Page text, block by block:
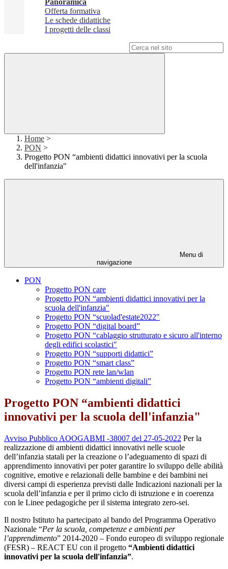
Panoramica
Offerta formativa
Le schede didattiche
I progetti delle classi
Home >
PON >
Progetto PON “ambienti didattici innovativi per la scuola
dell'infanzia"
Menu di
navigazione
PON
Progetto PON care
Progetto PON “ambienti didattici innovativi per la
scuola dell'infanzia"
Progetto PON “scuolad'estate2022"
Progetto PON “digital board”
Progetto PON “cablaggio strutturato e sicuro all'interno
degli edifici scolastici"
Progetto PON “supporti didattici”
Progetto PON “smart class”
Progetto PON rete lan/wlan
Progetto PON “ambienti digitali”
Progetto PON “ambienti didattici
innovativi per la scuola dell'infanzia"
Avviso Pubblico AOOGABMI -38007 del 27-05-2022 Per la
realizzazione di ambienti didattici innovativi nelle scuole
dell’infanzia statali per la creazione o l’adeguamento di spazi di
apprendimento innovativi per poter garantire lo sviluppo delle abilità
cognitive, emotive e relazionali delle bambine e dei bambini nei
diversi campi di esperienza previsti dalle Indicazioni nazionali per la
scuola dell’infanzia e per il primo ciclo di istruzione e in coerenza
con le Linee pedagogiche per il sistema integrato zero-sei.
Il nostro Istituto ha partecipato al bando del Programma Operativo
Nazionale “Per la scuola, competenze e ambienti per
l’apprendimento” 2014-2020 – Fondo europeo di sviluppo regionale
(FESR) – REACT EU con il progetto “Ambienti didattici
innovativi per la scuola dell'infanzia”.